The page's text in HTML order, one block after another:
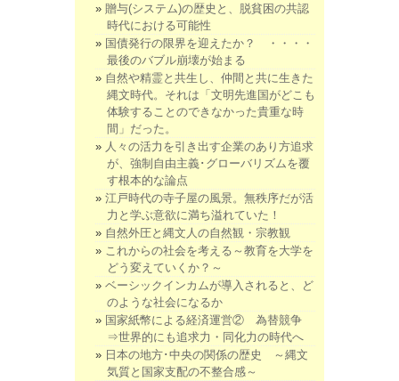
贈与(システム)の歴史と、脱貧困の共認
時代における可能性
国債発行の限界を迎えたか？ ・・・・
最後のバブル崩壊が始まる
自然や精霊と共生し、仲間と共に生きた
縄文時代。それは「文明先進国がどこも
体験することのできなかった貴重な時
間」だった。
人々の活力を引き出す企業のあり方追求
が、強制自由主義･グローバリズムを覆
す根本的な論点
江戸時代の寺子屋の風景。無秩序だが活
力と学ぶ意欲に満ち溢れていた！
自然外圧と縄文人の自然観・宗教観
これからの社会を考える～教育を大学を
どう変えていくか？～
ベーシックインカムが導入されると、ど
のような社会になるか
国家紙幣による経済運営② 為替競争
⇒世界的にも追求力・同化力の時代へ
日本の地方･中央の関係の歴史 ～縄文
気質と国家支配の不整合感～